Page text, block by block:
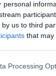
personal
us to third
that may
Processing
avarijos